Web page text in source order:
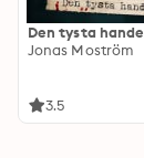
Den tysta
Jonas Moström
3.5